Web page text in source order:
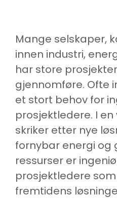
Mange selskaper,
innen industri,
har store
gjennomføre. Ofte
et stort behov for
prosjektledere. I
skriker etter nye
fornybar energi og
ressurser er
prosjektledere
fremtidens